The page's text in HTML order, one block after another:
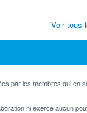
par les membres qui en
ni exercé aucun
Voir tous